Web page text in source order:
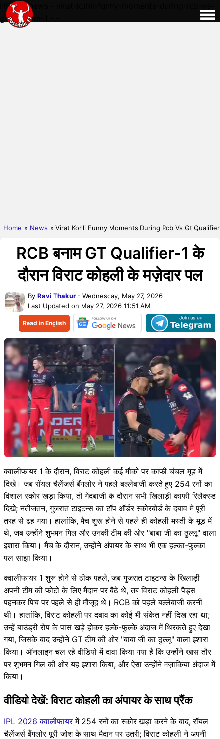
HERE - news - virat-kohli-funny-moments-during-rcb-vs-
gt-qualifier-1 - -
Home » News » Virat Kohli Funny Moments During Rcb Vs Gt Qualifier
RCB बनाम GT Qualifier-1 के
दौरान विराट कोहली के मज़ेदार पल
By Ravi Thakur - Wednesday, May 27, 2026
Last Updated on May 27, 2026 11:51 AM
Read in English
क्वालीफायर 1 के दौरान, विराट कोहली कई मौकों पर काफी चंचल मूड में
दिखे। जब रॉयल चैलेंजर्स बैंगलोर ने पहले बल्लेबाजी करते हुए 254 रनों का
विशाल स्कोर खड़ा किया, तो गेंदबाजी के दौरान सभी खिलाड़ी काफी रिलैक्स्ड
दिखे; नतीजतन, गुजरात टाइटन्स का टॉप ऑर्डर स्कोरबोर्ड के दबाव में पूरी
तरह से ढह गया। हालांकि, मैच शुरू होने से पहले ही कोहली मस्ती के मूड में
थे, जब उन्होंने शुभमन गिल और उनकी टीम की ओर "बाबा जी का ठुल्लू" वाला
इशारा किया। मैच के दौरान, उन्होंने अंपायर के साथ भी एक हल्का-फुल्का
पल साझा किया।
क्वालीफायर 1 शुरू होने से ठीक पहले, जब गुजरात टाइटन्स के खिलाड़ी
अपनी टीम की फोटो के लिए मैदान पर बैठे थे, तब विराट कोहली पैड्स
पहनकर पिच पर पहले से ही मौजूद थे। RCB को पहले बल्लेबाजी करनी
थी। हालांकि, विराट कोहली पर दबाव का कोई भी संकेत नहीं दिख रहा था;
उन्हें बाउंड्री रोप के पास खड़े होकर हल्के-फुल्के अंदाज में थिरकते हुए देखा
गया, जिसके बाद उन्होंने GT टीम की ओर "बाबा जी का ठुल्लू" वाला इशारा
किया। ऑनलाइन चल रहे वीडियो में दावा किया गया है कि उन्होंने खास तौर
पर शुभमन गिल की ओर यह इशारा किया, और ऐसा उन्होंने मज़ाकिया अंदाज में
किया।
वीडियो देखें: विराट कोहली का अंपायर के साथ प्रैंक
IPL 2026 क्वालीफायरमें 254 रनों का स्कोर खड़ा करने के बाद, रॉयल
चैलेंजर्स बैंगलोर पूरी जोश के साथ मैदान पर उतरी; विराट कोहली ने अपनी